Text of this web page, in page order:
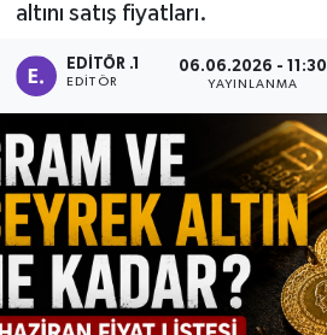
altını satış fiyatları.
EDITÖR .1
EDITÖR
06.06.2026 - 11:30
YAYINLANMA
Siyaset
Yaşam
Gizlilik Sözleşmesi
İletişim